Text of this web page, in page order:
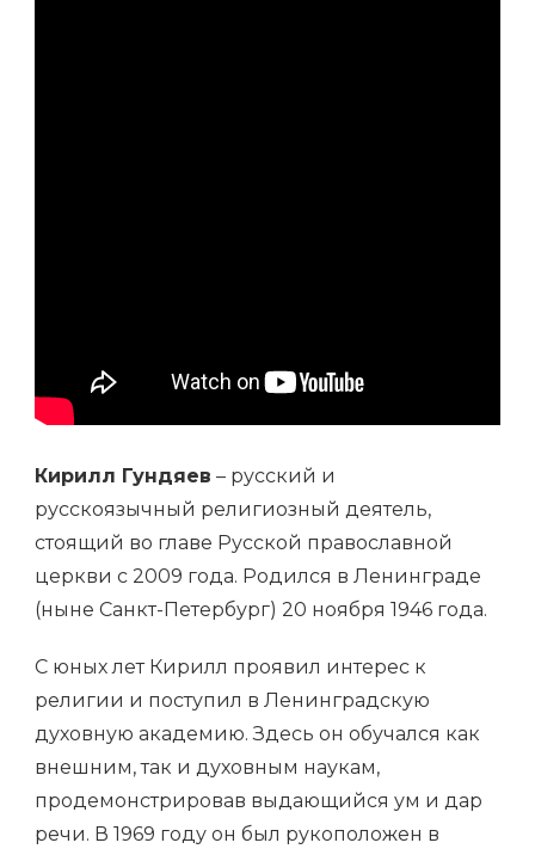
Кирилл Гундяев – русский и
русскоязычный религиозный деятель,
стоящий во главе Русской православной
церкви с 2009 года. Родился в Ленинграде
(ныне Санкт-Петербург) 20 ноября 1946 года.
С юных лет Кирилл проявил интерес к
религии и поступил в Ленинградскую
духовную академию. Здесь он обучался как
внешним, так и духовным наукам,
продемонстрировав выдающийся ум и дар
речи. В 1969 году он был рукоположен в